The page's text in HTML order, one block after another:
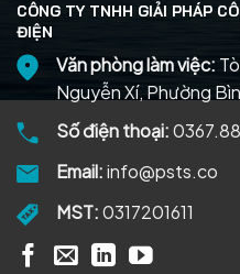
CÔNG TY TNHH GIẢI PHÁP
ĐIỆN
Văn phòng làm việc:
Nguyễn Xí, Phường
Số điện thoại:
Email:info@psts.co
MST:0317201611